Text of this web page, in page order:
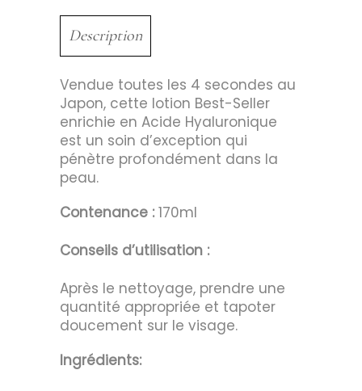
Description
Vendue toutes les 4 secondes au
Japon, cette lotion Best-Seller
enrichie en Acide Hyaluronique
est un soin d’exception qui
pénètre profondément dans la
peau.
Contenance :170ml
Conseils d’utilisation :
Après le nettoyage, prendre une
quantité appropriée et tapoter
doucement sur le visage.
Ingrédients: